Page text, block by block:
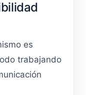
es
trabajando